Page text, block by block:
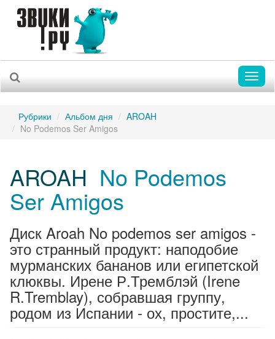
Рубрики Альбом дня
AROAH
No Podemos Ser Amigos
AROAH No Podemos
Ser Amigos
Диск Aroah No podemos ser amigos -
это странный продукт: наподобие
мурманских бананов или египетской
клюквы. Ирене Р.Тремблэй (Irene
R.Tremblay), собравшая группу,
родом из Испании - ох, простите,...